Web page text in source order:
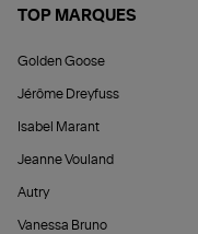
TOP MARQUES
Golden Goose
Jérôme Dreyfuss
Isabel Marant
Jeanne Vouland
Autry
Vanessa Bruno